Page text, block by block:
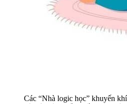
Các “Nhà logic học” khuyến